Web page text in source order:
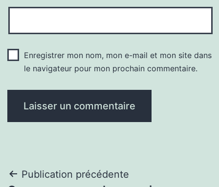
Enregistrer mon nom, mon e-mail et mon site dans
le navigateur pour mon prochain commentaire.
Navigation
Publication précédente